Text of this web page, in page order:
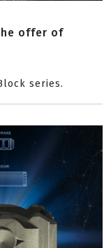
offer of
series.